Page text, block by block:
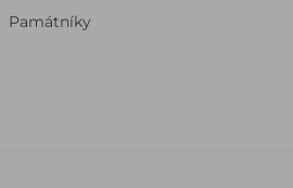
Památníky